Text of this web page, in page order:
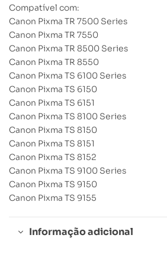
Compatível com:
Canon Pixma TR 7500 Series
Canon Pixma TR 7550
Canon Pixma TR 8500 Series
Canon Pixma TR 8550
Canon Pixma TS 6100 Series
Canon Pixma TS 6150
Canon Pixma TS 6151
Canon Pixma TS 8100 Series
Canon Pixma TS 8150
Canon Pixma TS 8151
Canon Pixma TS 8152
Canon Pixma TS 9100 Series
Canon Pixma TS 9150
Canon Pixma TS 9155
Informação adicional